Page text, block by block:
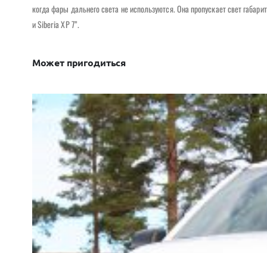
когда фары дальнего света не используются. Она пропускает свет
и Siberia XP 7”.
Может пригодиться